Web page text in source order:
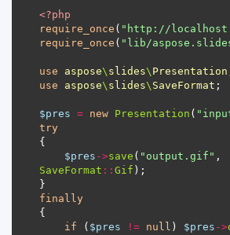
<?php
require_once ( "http://
require_once ( "lib/
use aspose\ slides\ Presentation
use
aspose\ slides\ SaveFormat
$pres = new Presentation (
try
$pres ->save ( "output.gif"
SaveFormat :: Gif
finally
if ( $pres != null ) $pres ->